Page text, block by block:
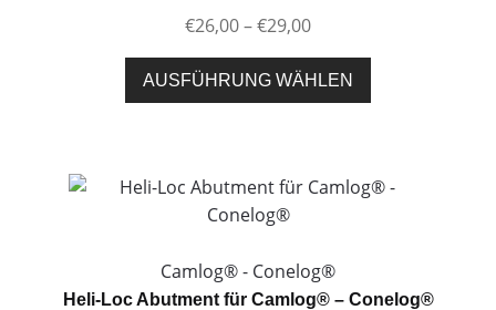
der
€26,00–€29,00Preisspanne:
€26,00
bis
€29,00
AUSFÜHRUNG WÄHLEN
Produkt
Varianten
können
Camlog® - Conelog®
Heli-Loc Abutment für Camlog® – Conelog®